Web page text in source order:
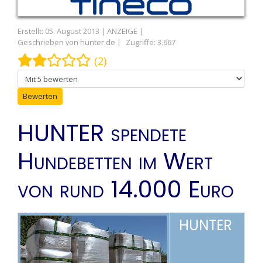
Erstellt: 05. August 2013
Geschrieben von hunter.de Zugriffe: 3.667
Bewertung:2/5 (2)
Bitte bewerten
HUNTER spendete
Hundebetten im Wert
von rund 14.000 Euro
HUNTER